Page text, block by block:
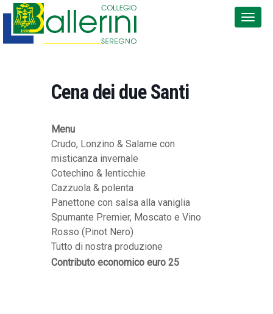
Cena dei due Santi
Menu
Crudo, Lonzino & Salame con
misticanza invernale
Cotechino & lenticchie
Cazzuola & polenta
Panettone con salsa alla vaniglia
Spumante Premier, Moscato e Vino
Rosso (Pinot Nero)
Tutto di nostra produzione
Contributo economico euro 25